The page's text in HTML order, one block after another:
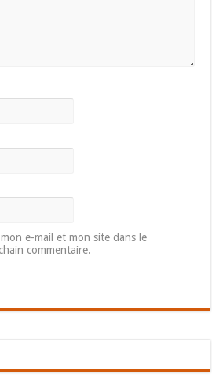
e-mail et mon site dans le
commentaire.